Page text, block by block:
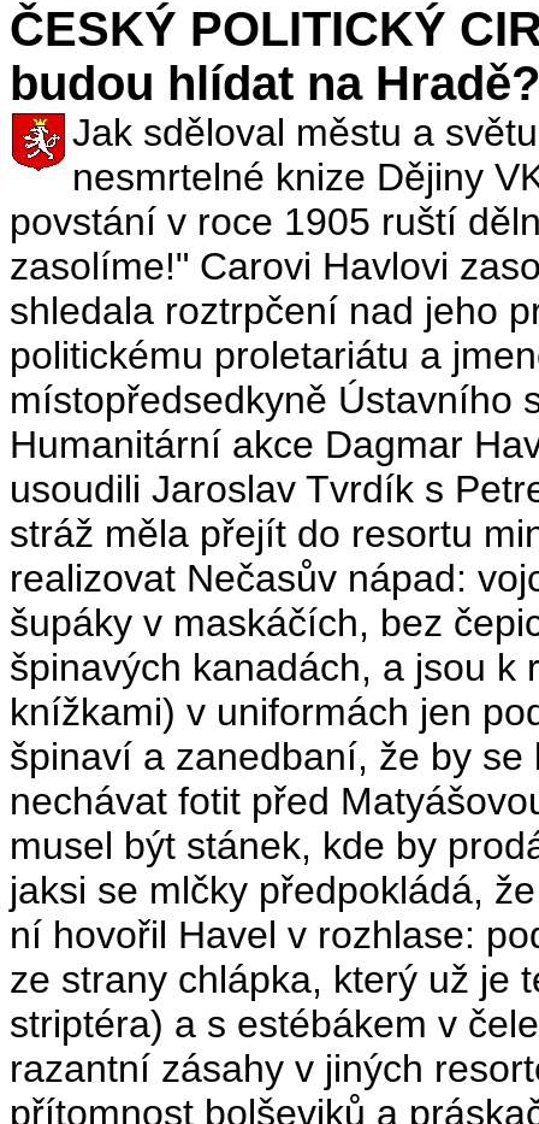
ČESKÝ POLITICKÝ
budou hlídat na Hradě?
Jak sděloval městu a
nesmrtelné knize Dějiny
povstání v roce 1905 ruští
zasolíme!" Carovi Havlovi
shledala roztrpčení nad jeho
politickému proletariátu a
místopředsedkyně Ústavního
Humanitární akce Dagmar
usoudili Jaroslav Tvrdík s
stráž měla přejít do resortu
realizovat Nečasův nápad:
šupáky v maskáčích, bez
špinavých kanadách, a jsou k
knížkami) v uniformách jen
špinaví a zanedbaní, že by
nechávat fotit před
musel být stánek, kde by
jaksi se mlčky předpokládá,
ní hovořil Havel v rozhlase:
ze strany chlápka, který už je
striptéra) a s estébákem v
razantní zásahy v jiných
přítomnost bolševiků a